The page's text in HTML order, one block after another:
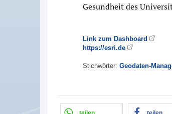
Gesundheit des
Link zum Dashboard
https://esri.de
Stichwörter: Geodaten-